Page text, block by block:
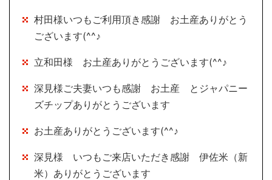
村田様いつもご利用頂き感謝 お土産ありがとう
ございます(^^♪
立和田様 お土産ありがとうございます(^^♪
深見様ご夫妻いつも感謝 お土産 とジャパニー
ズチップありがとうございます
お土産ありがとうございます(^^♪
深見様 いつもご来店いただき感謝 伊佐米（新
米）ありがとうございます